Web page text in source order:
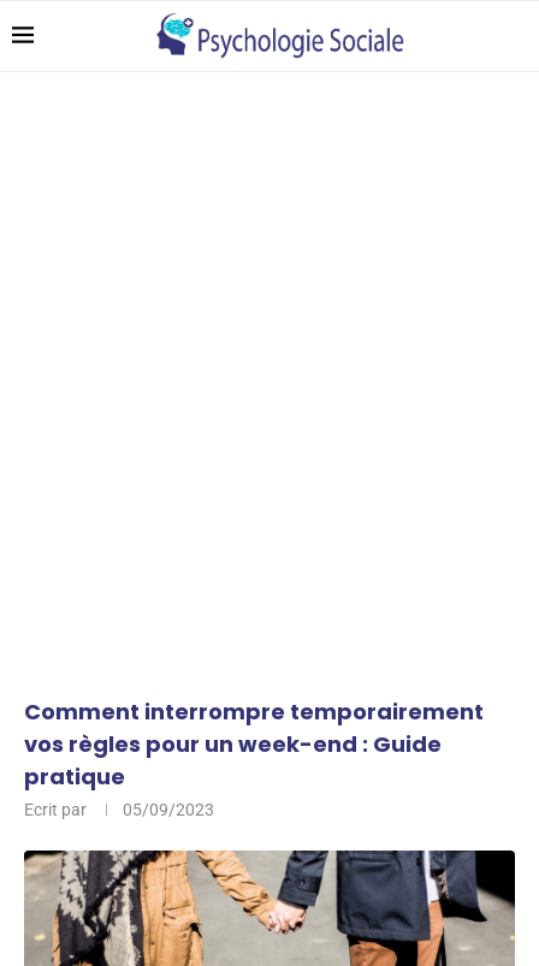
Comment interrompre temporairement
vos règles pour un week-end : Guide
pratique
Ecrit par 05/09/2023